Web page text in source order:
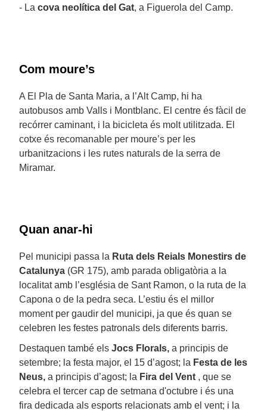
- La cova neolítica del Gat, a Figuerola del Camp.
Com moure’s
A El Pla de Santa Maria, a l’Alt Camp, hi ha
autobusos amb Valls i Montblanc. El centre és fàcil de
recórrer caminant, i la bicicleta és molt utilitzada. El
cotxe és recomanable per moure’s per les
urbanitzacions i les rutes naturals de la serra de
Miramar.
Quan anar-hi
Pel municipi passa la Ruta dels Reials Monestirs de
Catalunya (GR 175), amb parada obligatòria a la
localitat amb l’església de Sant Ramon, o la ruta de la
Capona o de la pedra seca. L’estiu és el millor
moment per gaudir del municipi, ja que és quan se
celebren les festes patronals dels diferents barris.
Destaquen també els Jocs Florals, a principis de
setembre; la festa major, el 15 d’agost; la Festa de les
Neus, a principis d’agost; la Fira del Vent , que se
celebra el tercer cap de setmana d'octubre i és una
fira dedicada als esports relacionats amb el vent; i la